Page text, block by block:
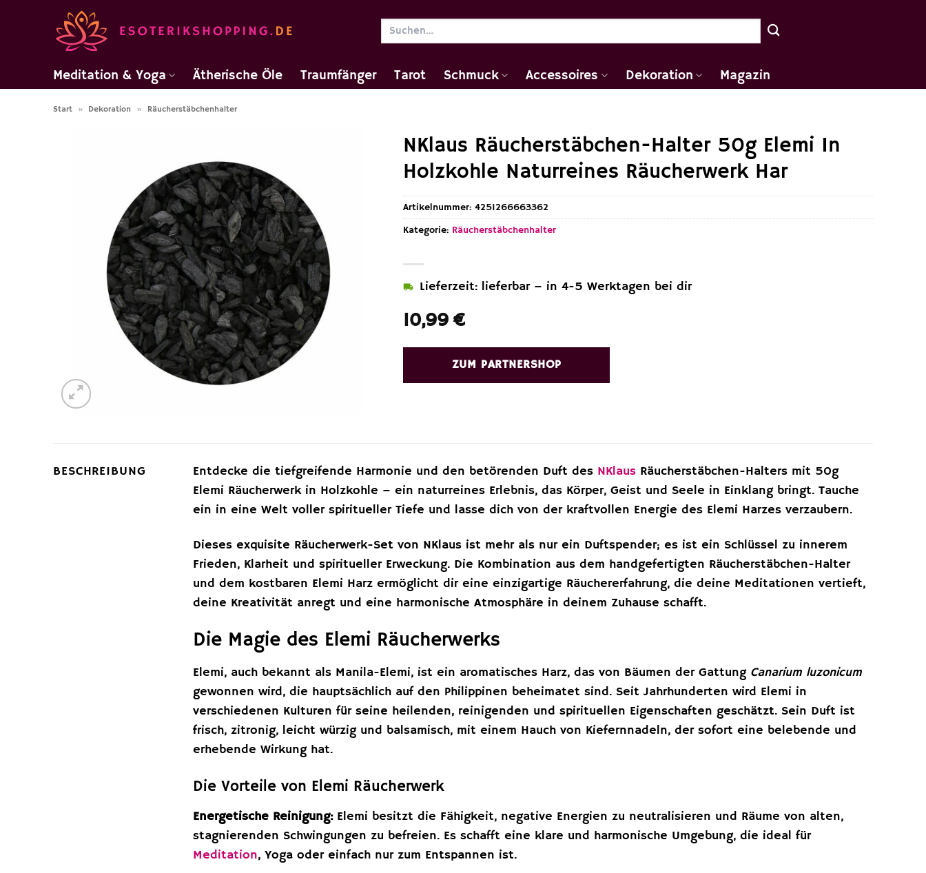
Suchen
Meditation & Yoga Ätherische Öle Traumfänger Tarot Schmuck Accessoires Dekoration Magazin
Start » Dekoration » Räucherstäbchenhalter
NKlaus Räucherstäbchen-Halter 50g Elemi In
Holzkohle Naturreines Räucherwerk Har
10,99 €
Lieferzeit: lieferbar – in 4-5 Werktagen bei dir
ZUM PARTNERSHOP
Artikelnummer:4251266663362
Kategorie: Räucherstäbchenhalter
BESCHREIBUNG Entdecke die tiefgreifende Harmonie und den betörenden Duft des NKlaus Räucherstäbchen-Halters mit 50g
Elemi Räucherwerk in Holzkohle – ein naturreines Erlebnis, das Körper, Geist und Seele in Einklang bringt. Tauche
ein in eine Welt voller spiritueller Tiefe und lasse dich von der kraftvollen Energie des Elemi Harzes verzaubern.
Dieses exquisite Räucherwerk-Set von NKlaus ist mehr als nur ein Duftspender; es ist ein Schlüssel zu innerem
Frieden, Klarheit und spiritueller Erweckung. Die Kombination aus dem handgefertigten Räucherstäbchen-Halter
und dem kostbaren Elemi Harz ermöglicht dir eine einzigartige Räuchererfahrung, die deine Meditationen vertieft,
deine Kreativität anregt und eine harmonische Atmosphäre in deinem Zuhause schafft.
Die Magie des Elemi Räucherwerks
Elemi, auch bekannt als Manila-Elemi, ist ein aromatisches Harz, das von Bäumen der Gattung Canarium luzonicum
gewonnen wird, die hauptsächlich auf den Philippinen beheimatet sind. Seit Jahrhunderten wird Elemi in
verschiedenen Kulturen für seine heilenden, reinigenden und spirituellen Eigenschaften geschätzt. Sein Duft ist
frisch, zitronig, leicht würzig und balsamisch, mit einem Hauch von Kiefernnadeln, der sofort eine belebende und
erhebende Wirkung hat.
Die Vorteile von Elemi Räucherwerk
Energetische Reinigung:Elemi besitzt die Fähigkeit, negative Energien zu neutralisieren und Räume von alten,
stagnierenden Schwingungen zu befreien. Es schafft eine klare und harmonische Umgebung, die ideal für
Meditation, Yoga oder einfach nur zum Entspannen ist.